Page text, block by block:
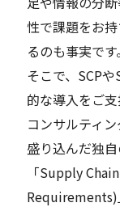
性で課題をお
るのも事実です。
そこで、SCP
的な導入をご
コンサルティ
盛り込んだ独
「Supply
Requirements)